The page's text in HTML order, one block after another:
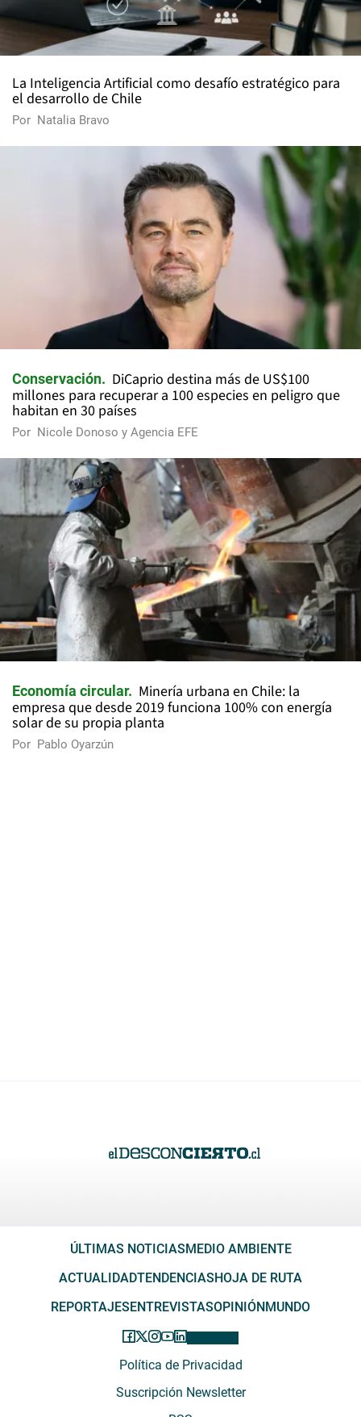
La Inteligencia Artificial como desafío estratégico para
el desarrollo de Chile
Por Natalia Bravo
Conservación
DiCaprio destina más de US$100
millones para recuperar a 100 especies en peligro que
habitan en 30 países
Por Nicole Donoso y Agencia EFE
Economía circular
Minería urbana en Chile: la
empresa que desde 2019 funciona 100% con energía
solar de su propia planta
Por Pablo Oyarzún
ÚLTIMAS NOTICIAS MEDIO AMBIENTE
ACTUALIDADTENDENCIAS HOJA DE RUTA
REPORTAJES ENTREVISTASOPINIÓN MUNDO
Política de Privacidad
Suscripción Newsletter